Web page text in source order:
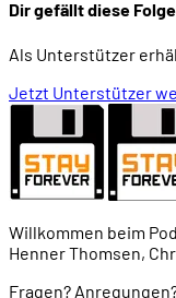
00:51:19 ...
00:56:32
00:58:34
Dir gefällt diese
Als Unterstützer
Jetzt Unterstützer
Willkommen beim
Henner Thomsen,
Fragen?